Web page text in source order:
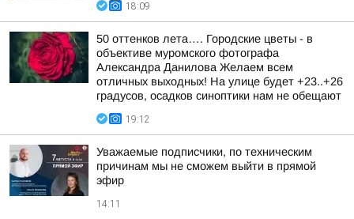
18:09
50 оттенков лета…. Городские цветы - в
объективе муромского фотографа
Александра Данилова Желаем всем
отличных выходных! На улице будет +23..+26
градусов, осадков синоптики нам не обещают
19:12
Уважаемые подписчики, по техническим
причинам мы не сможем выйти в прямой
эфир
14:11